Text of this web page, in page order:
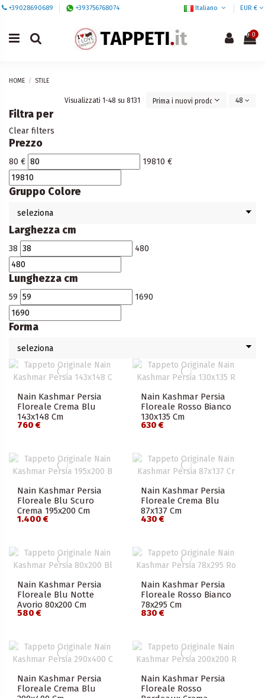
+39028690689 +393756768074 Italiano EUR €
0
HOME STILE
Visualizzati 1-48 su 8131 Prima i nuovi prodotti 48
Filtra per
Clear filters
Prezzo
80 € 19810 €
Gruppo Colore
Larghezza cm
38 480
Lunghezza cm
59 1690
Forma
Nain Kashmar Persia
Floreale Crema Blu
143x148 Cm
760 €
Nain Kashmar Persia
Floreale Rosso Bianco
130x135 Cm
630 €
Nain Kashmar Persia
Floreale Blu Scuro
Crema 195x200 Cm
1.400 €
Nain Kashmar Persia
Floreale Crema Blu
87x137 Cm
430 €
Nain Kashmar Persia
Floreale Blu Notte
Avorio 80x200 Cm
580 €
Nain Kashmar Persia
Floreale Rosso Bianco
78x295 Cm
830 €
Nain Kashmar Persia
Floreale Crema Blu
Nain Kashmar Persia
Floreale Rosso